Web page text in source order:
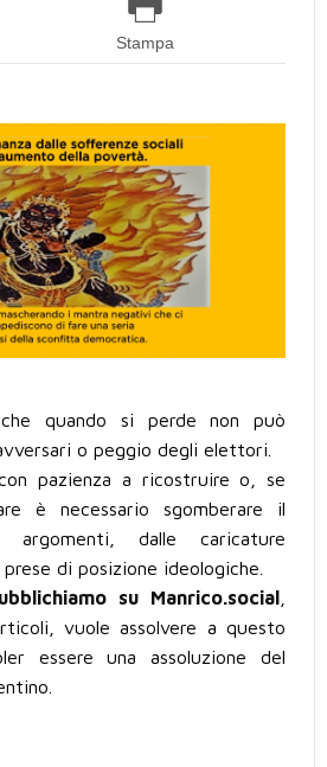
Stampa
quando si perde non può
o peggio degli elettori.
pazienza a ricostruire o, se
è necessario sgomberare il
dalle caricature
di posizione ideologiche.
su Manrico.social
vuole assolvere a questo
essere una assoluzione del